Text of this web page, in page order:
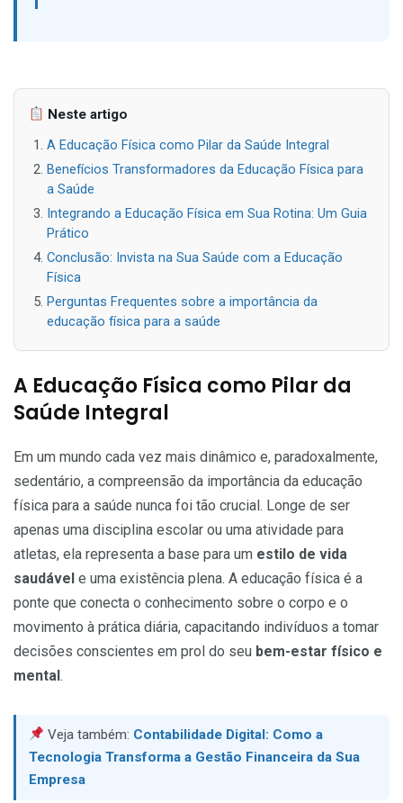
Neste artigo
A Educação Física como Pilar da Saúde Integral
Benefícios Transformadores da Educação Física para
a Saúde
Integrando a Educação Física em Sua Rotina: Um Guia
Prático
Conclusão: Invista na Sua Saúde com a Educação
Física
Perguntas Frequentes sobre a importância da
educação física para a saúde
A Educação Física como Pilar da
Saúde Integral
Em um mundo cada vez mais dinâmico e, paradoxalmente,
sedentário, a compreensão da importância da educação
física para a saúde nunca foi tão crucial. Longe de ser
apenas uma disciplina escolar ou uma atividade para
atletas, ela representa a base para um estilo de vida
saudável e uma existência plena. A educação física é a
ponte que conecta o conhecimento sobre o corpo e o
movimento à prática diária, capacitando indivíduos a tomar
decisões conscientes em prol do seu bem-estar físico e
mental.
Veja também: Contabilidade Digital: Como a
Tecnologia Transforma a Gestão Financeira da Sua
Empresa